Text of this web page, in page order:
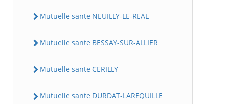
Mutuelle sante NEUILLY-LE-REAL
Mutuelle sante BESSAY-SUR-ALLIER
Mutuelle sante CERILLY
Mutuelle sante DURDAT-LAREQUILLE